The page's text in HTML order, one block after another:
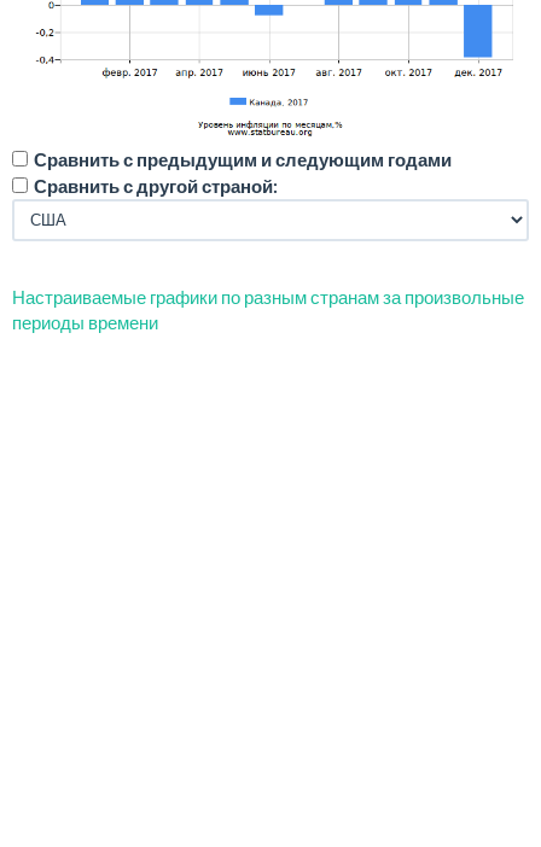
Сравнить с предыдущим и следующим годами
Сравнить с другой страной:
Настраиваемые графики по разным странам за произвольные
периоды времени